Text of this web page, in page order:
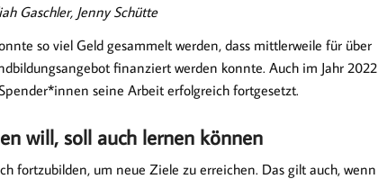
Gaschler, Jenny Schütte
so viel Geld gesammelt werden, dass mittlerweile für über
finanziert werden konnte. Auch im Jahr 2022
seine Arbeit erfolgreich fortgesetzt.
will, soll auch lernen können
fortzubilden, um neue Ziele zu erreichen. Das gilt auch, wenn